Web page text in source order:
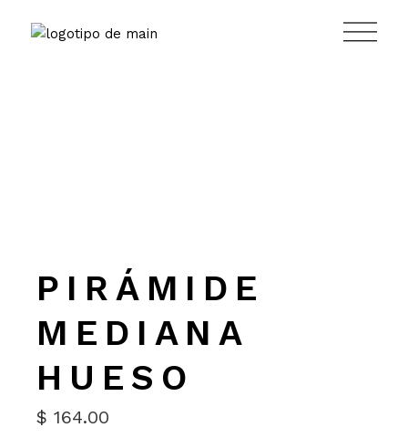
contenido
PIRÁMIDE
MEDIANA
HUESO
$ 164.00